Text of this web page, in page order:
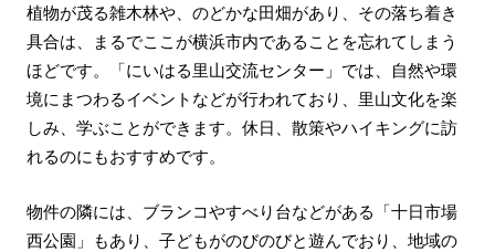
植物が茂る雑木林や、のどかな田畑があり、その落ち着き
具合は、まるでここが横浜市内であることを忘れてしまう
ほどです。「にいはる里山交流センター」では、自然や環
境にまつわるイベントなどが行われており、里山文化を楽
しみ、学ぶことができます。休日、散策やハイキングに訪
れるのにもおすすめです。
物件の隣には、ブランコやすべり台などがある「十日市場
西公園」もあり、子どもがのびのびと遊んでおり、地域の